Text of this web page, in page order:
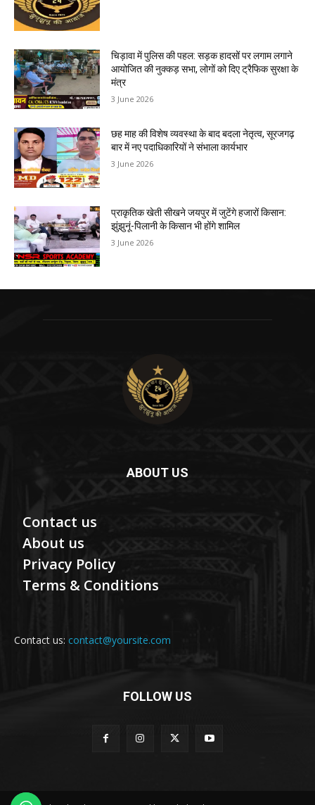
चिड़ावा में पुलिस की पहल: सड़क हादसों पर लगाम लगाने
आयोजित की नुक्कड़ सभा, लोगों को दिए ट्रैफिक सुरक्षा के
मंत्र
3 June 2026
छह माह की विशेष व्यवस्था के बाद बदला नेतृत्व, सूरजगढ़
बार में नए पदाधिकारियों ने संभाला कार्यभार
3 June 2026
प्राकृतिक खेती सीखने जयपुर में जुटेंगे हजारों किसान:
झुंझुनूं-पिलानी के किसान भी होंगे शामिल
3 June 2026
ABOUT US
Contact us
About us
Privacy Policy
Terms & Conditions
Contact us: contact@yoursite.com
FOLLOW US